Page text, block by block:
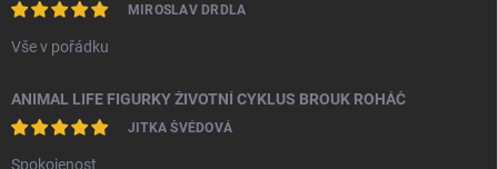
MIROSLAV DRDLA
Vše v pořádku
ANIMAL LIFE FIGURKY ŽIVOTNÍ CYKLUS BROUK ROHÁČ
JITKA ŠVÉDOVÁ
Spokojenost